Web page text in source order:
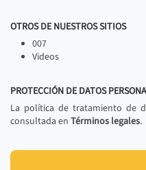
OTROS DE NUESTROS SITIOS
007
Videos
PROTECCIÓN DE DATOS
La política de tratamiento de
consultada en Términos legales.